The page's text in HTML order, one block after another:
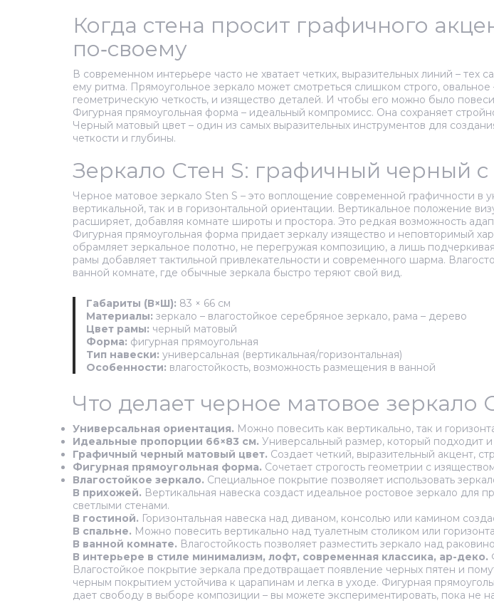
Когда стена просит графичного
по‑своему
В современном интерьере часто не хватает четких, выразительных линий –
ему ритма. Прямоугольное зеркало может смотреться слишком строго,
геометрическую четкость, и изящество деталей. И чтобы его можно было
Фигурная прямоугольная форма – идеальный компромисс. Она сохраняет
Черный матовый цвет – один из самых выразительных инструментов для
четкости и глубины.
Зеркало Стен S: графичный черный
Черное матовое зеркало Sten S – это воплощение современной графичности в
вертикальной, так и в горизонтальной ориентации. Вертикальное положение
расширяет, добавляя комнате широты и простора. Это редкая возможность
Фигурная прямоугольная форма придает зеркалу изящество и неповторимый
обрамляет зеркальное полотно, не перегружая композицию, а лишь
рамы добавляет тактильной привлекательности и современного шарма.
ванной комнате, где обычные зеркала быстро теряют свой вид.
Габариты (В×Ш): 83 × 66 см
Материалы: зеркало – влагостойкое серебряное зеркало, рама – дерево
Цвет рамы: черный матовый
Форма: фигурная прямоугольная
Тип навески: универсальная (вертикальная/горизонтальная)
Особенности: влагостойкость, возможность размещения в ванной
Что делает черное матовое зеркало
Универсальная ориентация. Можно повесить как вертикально, так и
Идеальные пропорции 66×83 см. Универсальный размер, который подходит
Графичный черный матовый цвет. Создает четкий, выразительный акцент,
Фигурная прямоугольная форма. Сочетает строгость геометрии с
Влагостойкое зеркало. Специальное покрытие позволяет использовать
В прихожей. Вертикальная навеска создаст идеальное ростовое зеркало для
светлыми стенами.
В гостиной. Горизонтальная навеска над диваном, консолью или камином
В спальне. Можно повесить вертикально над туалетным столиком или
В ванной комнате. Влагостойкость позволяет разместить зеркало над
В интерьере в стиле минимализм, лофт, современная классика, ар-деко.
Влагостойкое покрытие зеркала предотвращает появление черных пятен и
черным покрытием устойчива к царапинам и легка в уходе. Фигурная
дает свободу в выборе композиции – вы можете экспериментировать, пока не